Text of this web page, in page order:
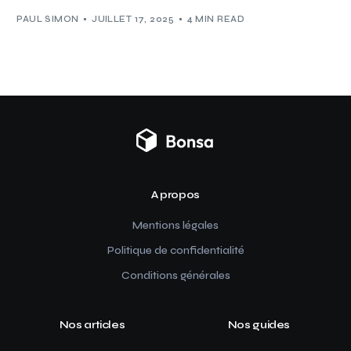
PAUL SIMON JUILLET 17, 2025 4 MIN READ
A propos
Mentions légales
Politique de confidentialité
Conditions générales
Nos articles Nos guides